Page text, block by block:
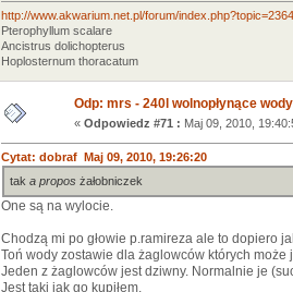
http://www.akwarium.net.pl/forum/
Pterophyllum scalare
Ancistrus dolichopterus
Hoplosternum thoracatum
Odp: mrs - 240l wolnopłynące
« Odpowiedz #71 : Maj 09, 2010,
Cytat: dobraf Maj 09, 2010, 19:26:20
tak a propos żałobniczek
One są na wylocie.
Chodzą mi po głowie p.ramireza ale to dopiero
Toń wody zostawie dla żaglowców których może
Jeden z żaglowców jest dziwny. Normalnie je
Jest taki jak go kupiłem.